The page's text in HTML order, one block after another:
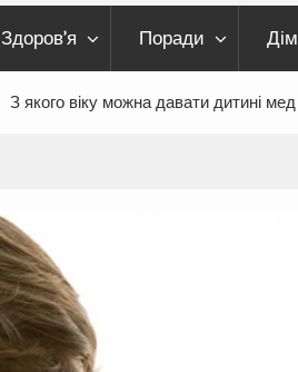
Здоров’я Поради Дім
З якого віку можна давати дитині мед